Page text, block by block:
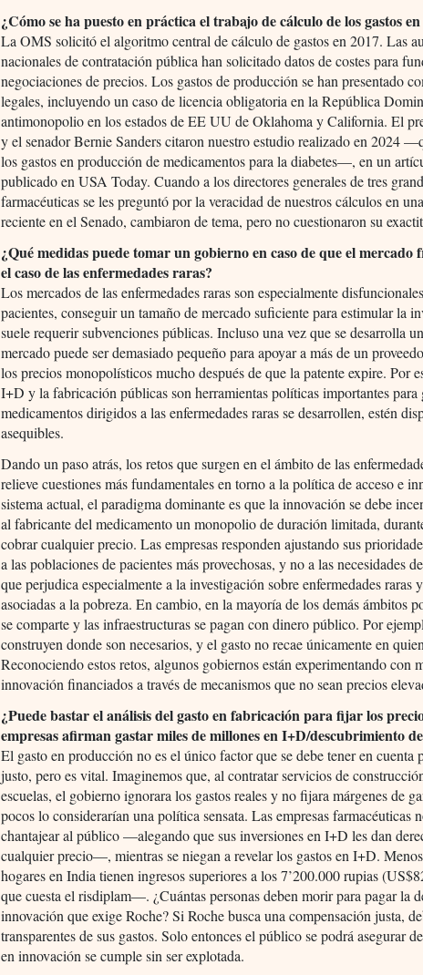
¿Cómo se ha puesto en práctica el trabajo de cálculo de los gastos
La OMS solicitó el algoritmo central de cálculo de gastos en 2017. Las
nacionales de contratación pública han solicitado datos de costes para
negociaciones de precios. Los gastos de producción se han presentado
legales, incluyendo un caso de licencia obligatoria en la República
antimonopolio en los estados de EE UU de Oklahoma y California. El
y el senador Bernie Sanders citaron nuestro estudio realizado en 2024
los gastos en producción de medicamentos para la diabetes—, en un
publicado en USA Today. Cuando a los directores generales de tres
farmacéuticas se les preguntó por la veracidad de nuestros cálculos en
reciente en el Senado, cambiaron de tema, pero no cuestionaron su
¿Qué medidas puede tomar un gobierno en caso de que el mercado
el caso de las enfermedades raras?
Los mercados de las enfermedades raras son especialmente
pacientes, conseguir un tamaño de mercado suficiente para estimular la
suele requerir subvenciones públicas. Incluso una vez que se desarrolla
mercado puede ser demasiado pequeño para apoyar a más de un
los precios monopolísticos mucho después de que la patente expire. Por
I+D y la fabricación públicas son herramientas políticas importantes para
medicamentos dirigidos a las enfermedades raras se desarrollen, estén
asequibles.
Dando un paso atrás, los retos que surgen en el ámbito de las
relieve cuestiones más fundamentales en torno a la política de acceso e
sistema actual, el paradigma dominante es que la innovación se debe
al fabricante del medicamento un monopolio de duración limitada,
cobrar cualquier precio. Las empresas responden ajustando sus
a las poblaciones de pacientes más provechosas, y no a las necesidades
que perjudica especialmente a la investigación sobre enfermedades raras
asociadas a la pobreza. En cambio, en la mayoría de los demás ámbitos
se comparte y las infraestructuras se pagan con dinero público. Por
construyen donde son necesarios, y el gasto no recae únicamente en
Reconociendo estos retos, algunos gobiernos están experimentando con
innovación financiados a través de mecanismos que no sean precios
¿Puede bastar el análisis del gasto en fabricación para fijar los
empresas afirman gastar miles de millones en I+D/descubrimiento
El gasto en producción no es el único factor que se debe tener en cuenta
justo, pero es vital. Imaginemos que, al contratar servicios de
escuelas, el gobierno ignorara los gastos reales y no fijara márgenes de
pocos lo considerarían una política sensata. Las empresas farmacéuticas
chantajear al público —alegando que sus inversiones en I+D les dan
cualquier precio—, mientras se niegan a revelar los gastos en I+D.
hogares en India tienen ingresos superiores a los 7’200.000 rupias
que cuesta el risdiplam—. ¿Cuántas personas deben morir para pagar la
innovación que exige Roche? Si Roche busca una compensación justa,
transparentes de sus gastos. Solo entonces el público se podrá asegurar
en innovación se cumple sin ser explotada.